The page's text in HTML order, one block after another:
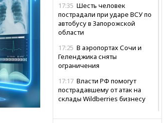
17:35 Шесть человек
пострадали при ударе ВСУ по
автобусу в Запорожской
области
17:25 В аэропортах Сочи и
Геленджика сняты
ограничения
17:17 Власти РФ помогут
пострадавшему от атак на
склады Wildberries бизнесу